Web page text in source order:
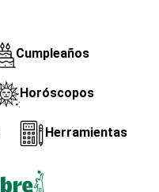
Cumpleaños
Horóscopos
Herramientas